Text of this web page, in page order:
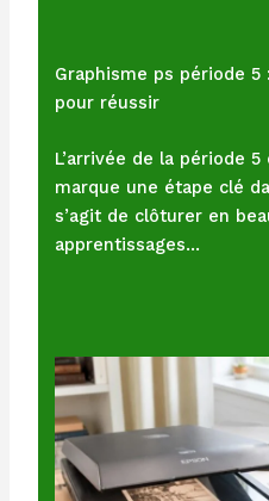
Graphisme ps période
pour réussir
L’arrivée de la période
marque une étape clé
s’agit de clôturer en
apprentissages…